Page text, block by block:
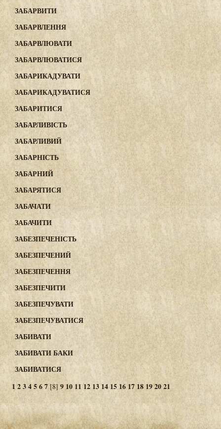
ЗАБАРВИТИ
ЗАБАРВЛЕННЯ
ЗАБАРВЛЮВАТИ
ЗАБАРВЛЮВАТИСЯ
ЗАБАРИКАДУВАТИ
ЗАБАРИКАДУВАТИСЯ
ЗАБАРИТИСЯ
ЗАБАРЛИВІСТЬ
ЗАБАРЛИВИЙ
ЗАБАРНІСТЬ
ЗАБАРНИЙ
ЗАБАРЯТИСЯ
ЗАБАЧАТИ
ЗАБАЧИТИ
ЗАБЕЗПЕЧЕНІСТЬ
ЗАБЕЗПЕЧЕНИЙ
ЗАБЕЗПЕЧЕННЯ
ЗАБЕЗПЕЧИТИ
ЗАБЕЗПЕЧУВАТИ
ЗАБЕЗПЕЧУВАТИСЯ
ЗАБИВАТИ
ЗАБИВАТИ БАКИ
ЗАБИВАТИСЯ
1234567 [8]9 10 11 12 1314 1516 17 18 192021